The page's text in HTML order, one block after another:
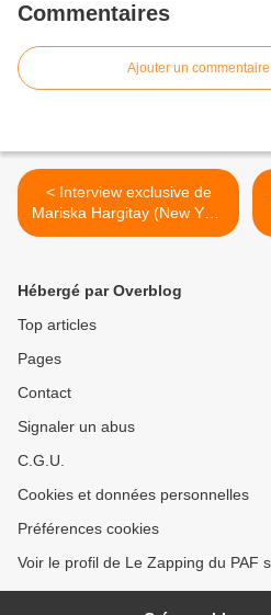
Commentaires
Ajouter un commentaire
< Interview exclusive de
Mariska Hargitay (New York
Unité Spéciale) en ajvnier
Hébergé par Overblog
Top articles
Pages
Contact
Signaler un abus
C.G.U.
Cookies et données personnelles
Préférences cookies
Voir le profil de Le Zapping du PAF